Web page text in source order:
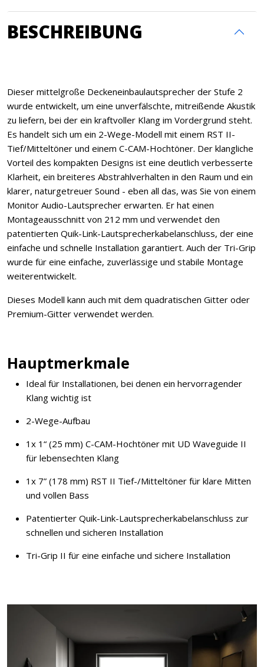
BESCHREIBUNG
Dieser mittelgroße Deckeneinbaulautsprecher der Stufe 2
wurde entwickelt, um eine unverfälschte, mitreißende Akustik
zu liefern, bei der ein kraftvoller Klang im Vordergrund steht.
Es handelt sich um ein 2-Wege-Modell mit einem RST II-
Tief/Mitteltöner und einem C-CAM-Hochtöner. Der klangliche
Vorteil des kompakten Designs ist eine deutlich verbesserte
Klarheit, ein breiteres Abstrahlverhalten in den Raum und ein
klarer, naturgetreuer Sound - eben all das, was Sie von einem
Monitor Audio-Lautsprecher erwarten. Er hat einen
Montageausschnitt von 212 mm und verwendet den
patentierten Quik-Link-Lautsprecherkabelanschluss, der eine
einfache und schnelle Installation garantiert. Auch der Tri-Grip
wurde für eine einfache, zuverlässige und stabile Montage
weiterentwickelt.
Dieses Modell kann auch mit dem quadratischen Gitter oder
Premium-Gitter verwendet werden.
Hauptmerkmale
Ideal für Installationen, bei denen ein hervorragender
Klang wichtig ist
2-Wege-Aufbau
1x 1“ (25 mm) C-CAM-Hochtöner mit UD Waveguide II
für lebensechten Klang
1x 7” (178 mm) RST II Tief-/Mitteltöner für klare Mitten
und vollen Bass
Patentierter Quik-Link-Lautsprecherkabelanschluss zur
schnellen und sicheren Installation
Tri-Grip II für eine einfache und sichere Installation